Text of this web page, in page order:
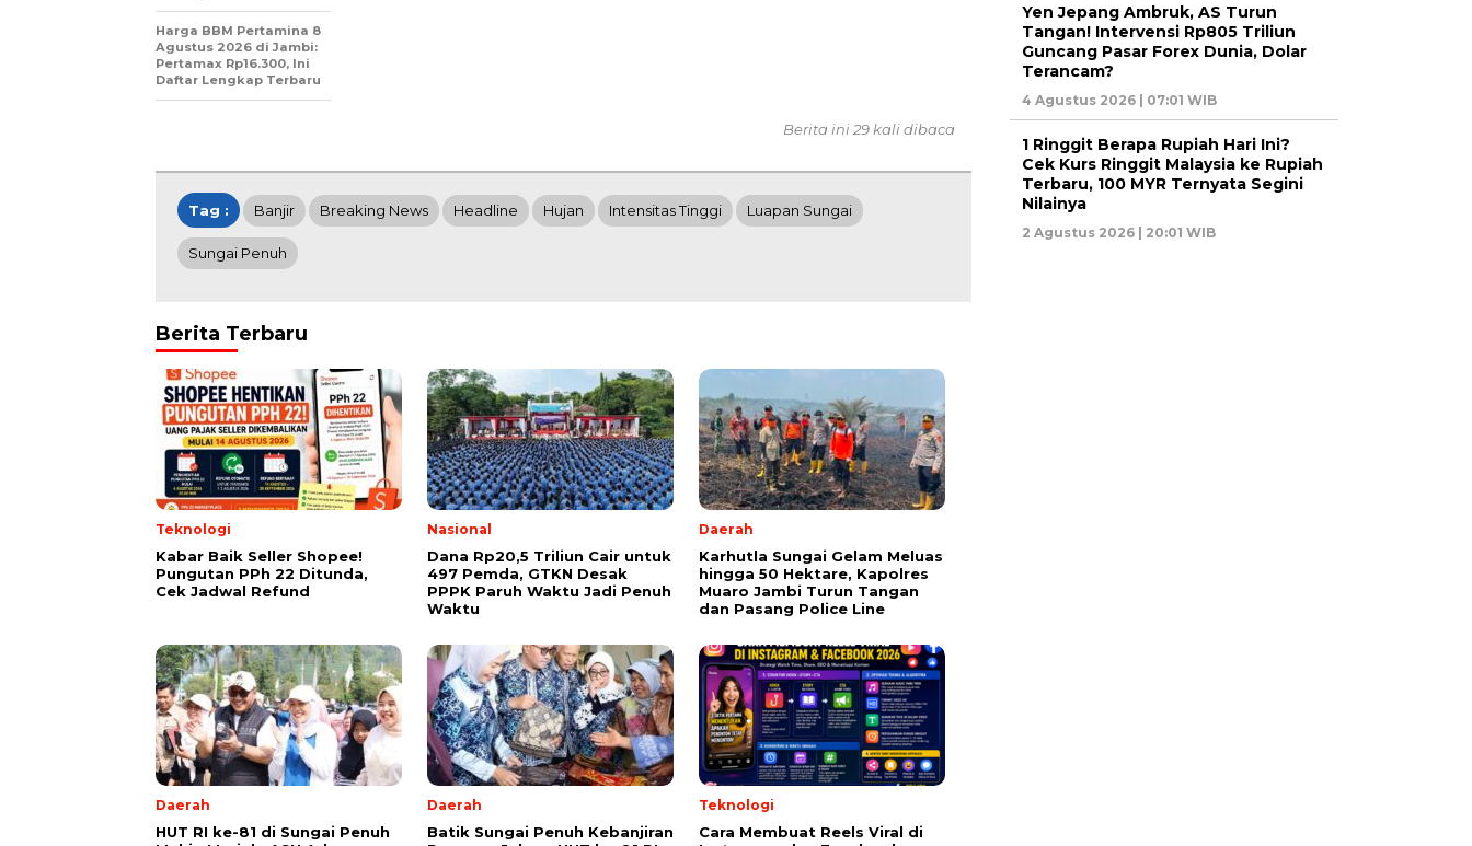
Harga BBM Pertamina 8
Agustus 2026 di Jambi:
Pertamax Rp16.300, Ini
Daftar Lengkap Terbaru
Berita ini 29 kali dibaca
Tag : Banjir Breaking News Headline Hujan Intensitas Tinggi Luapan Sungai
Sungai Penuh
Berita Terbaru
Teknologi
Kabar Baik Seller Shopee!
Pungutan PPh 22 Ditunda,
Cek Jadwal Refund
Nasional
Dana Rp20,5 Triliun Cair untuk
497 Pemda, GTKN Desak
PPPK Paruh Waktu Jadi Penuh
Waktu
Daerah
Karhutla Sungai Gelam Meluas
hingga 50 Hektare, Kapolres
Muaro Jambi Turun Tangan
dan Pasang Police Line
Daerah
HUT RI ke-81 di Sungai Penuh
Daerah
Batik Sungai Penuh Kebanjiran
Teknologi
Cara Membuat Reels Viral di
Yen Jepang Ambruk, AS Turun
Tangan! Intervensi Rp805 Triliun
Guncang Pasar Forex Dunia, Dolar
Terancam?
4 Agustus 2026 | 07:01 WIB
1 Ringgit Berapa Rupiah Hari Ini?
Cek Kurs Ringgit Malaysia ke Rupiah
Terbaru, 100 MYR Ternyata Segini
Nilainya
2 Agustus 2026 | 20:01 WIB